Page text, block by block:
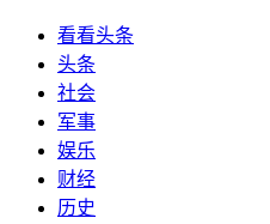
看看头条
头条
社会
军事
娱乐
财经
历史